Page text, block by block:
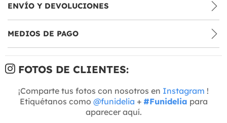
ENVÍO Y DEVOLUCIONES
MEDIOS DE PAGO
FOTOS DE CLIENTES:
¡Comparte tus fotos con nosotros en Instagram !
Etiquétanos como @funidelia + #Funidelia para
aparecer aquí.